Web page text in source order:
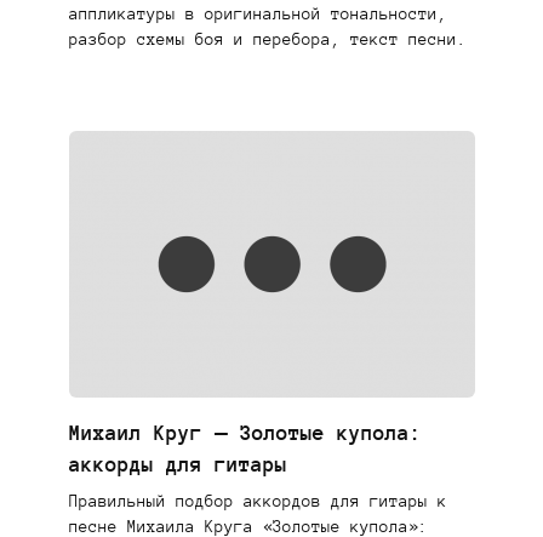
аппликатуры в оригинальной тональности,
разбор схемы боя и перебора, текст песни.
Михаил Круг — Золотые купола:
аккорды для гитары
Правильный подбор аккордов для гитары к
песне Михаила Круга «Золотые купола»: